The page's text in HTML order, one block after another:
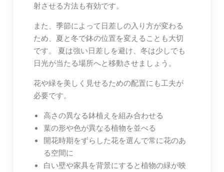
射させる方法も有効です。
また、季節によって日差しの入り方が変わる
ため、夏と冬で鉢の位置を変えることも大切
です。 夏は強い日差しを避け、冬は少しでも
日光が当たる場所へと移動させましょう。
花や緑を美しく見せるための配置にも工夫が
必要です。
高さの異なる鉢植えを組み合わせる
葉の形や色が異なる植物を並べる
開花時期をずらした花を選んで常に花のあ
る空間に
白い壁や家具を背景にすると植物の緑が映